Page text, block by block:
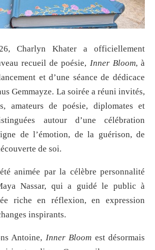
Charlyn Khater a officiellement
recueil de poésie, Inner Bloom, à
et d’une séance de dédicace
Gemmayze. La soirée a réuni invités,
amateurs de poésie, diplomates et
autour d’une célébration
de l’émotion, de la guérison, de
de soi.
animée par la célèbre personnalité
Nassar, qui a guidé le public à
riche en réflexion, en expression
inspirants.
Antoine, Inner Bloom est désormais